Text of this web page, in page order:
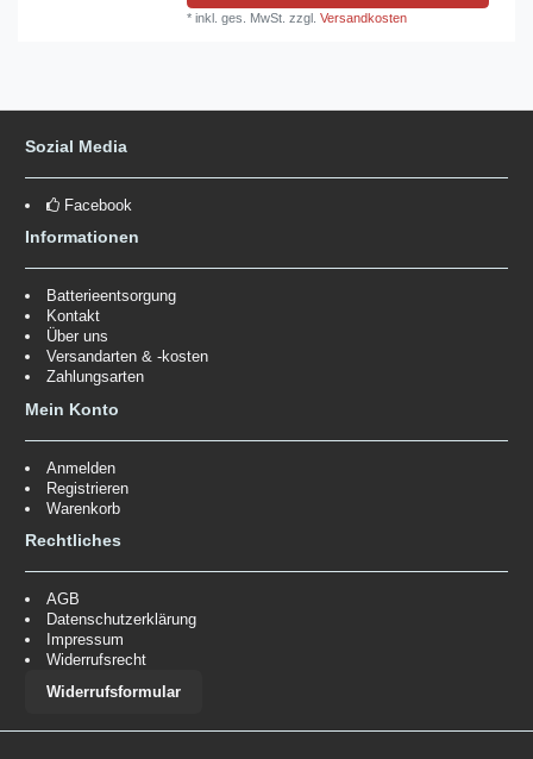
*inkl. ges. MwSt. zzgl.Versandkosten
Sozial Media
Facebook
Informationen
Batterieentsorgung
Kontakt
Über uns
Versandarten & -kosten
Zahlungsarten
Mein Konto
Anmelden
Registrieren
Warenkorb
Rechtliches
AGB
Datenschutzerklärung
Impressum
Widerrufsrecht
Widerrufsformular